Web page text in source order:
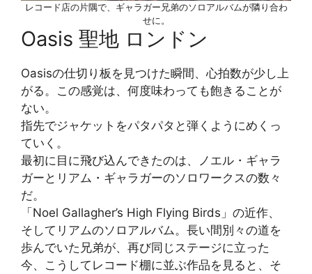
レコード店の片隅で、ギャラガー兄弟のソロアルバムが隣り合わ
せに。
Oasis 聖地 ロンドン
Oasisの仕切り板を見つけた瞬間、心拍数が少し上
がる。この感覚は、何度味わっても飽きることが
ない。
指先でジャケットをパタパタと弾くようにめくっ
ていく。
最初に目に飛び込んできたのは、ノエル・ギャラ
ガーとリアム・ギャラガーのソロワークスの数々
だ。
「Noel Gallagher’s High Flying Birds」の近作、
そしてリアムのソロアルバム。長い間別々の道を
歩んでいた兄弟が、再び同じステージに立った
今、こうしてレコード棚に並ぶ作品を見ると、そ